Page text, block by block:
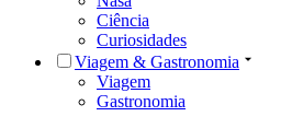
Ciência
Curiosidades
Viagem & Gastronomia
Viagem
Gastronomia